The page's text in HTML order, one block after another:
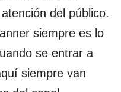
del público.
siempre es lo
se entrar a
siempre van